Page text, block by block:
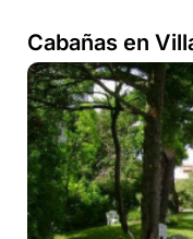
Cabañas en